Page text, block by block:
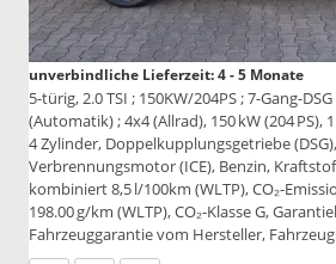
unverbindliche Lieferzeit: 4 - 5 Monate
5-türig, 2.0 TSI ; 150KW/204PS ; 7-Gang-DSG
(Automatik) ; 4x4 (Allrad), 150 kW (204 PS),
4 Zylinder, Doppelkupplungsgetriebe
Verbrennungsmotor (ICE), Benzin,
kombiniert 8,5 l/100km (WLTP), CO₂-
198.00 g/km (WLTP), CO₂-Klasse G,
Fahrzeuggarantie vom Hersteller,